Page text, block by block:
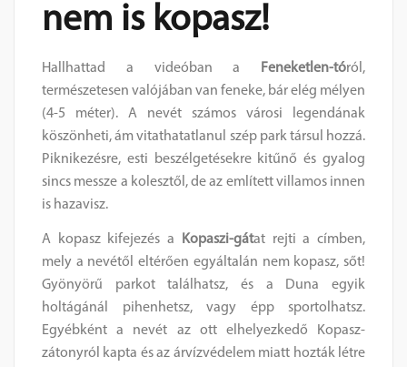
nem is kopasz!
Hallhattad a videóban a Feneketlen-tóról,
természetesen valójában van feneke, bár elég mélyen
(4-5 méter). A nevét számos városi legendának
köszönheti, ám vitathatatlanul szép park társul hozzá.
Piknikezésre, esti beszélgetésekre kitűnő és gyalog
sincs messze a kolesztől, de az említett villamos innen
is hazavisz.
A kopasz kifejezés a Kopaszi-gátat rejti a címben,
mely a nevétől eltérően egyáltalán nem kopasz, sőt!
Gyönyörű parkot találhatsz, és a Duna egyik
holtágánál pihenhetsz, vagy épp sportolhatsz.
Egyébként a nevét az ott elhelyezkedő Kopasz-
zátonyról kapta és az árvízvédelem miatt hozták létre